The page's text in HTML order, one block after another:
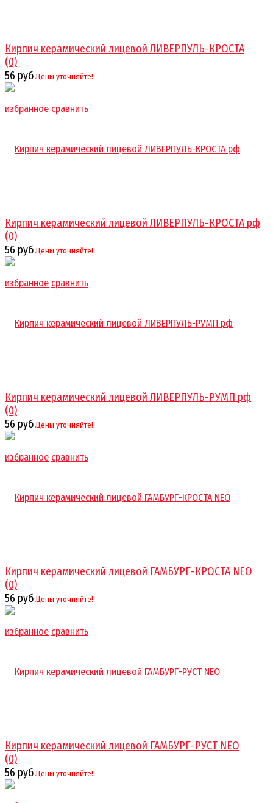
избранное сравнить
Кирпич керамический лицевой ЛИВЕРПУЛЬ-КРОСТА
(0)
56 руб.Цены уточняйте!
избранное сравнить
Кирпич керамический лицевой ЛИВЕРПУЛЬ-КРОСТА рф
(0)
56 руб.Цены уточняйте!
избранное сравнить
Кирпич керамический лицевой ЛИВЕРПУЛЬ-РУМП рф
(0)
56 руб.Цены уточняйте!
избранное сравнить
Кирпич керамический лицевой ГАМБУРГ-КРОСТА NEO
(0)
56 руб.Цены уточняйте!
Кирпич керамический лицевой ГАМБУРГ-РУСТ NEO
(0)
56 руб.Цены уточняйте!